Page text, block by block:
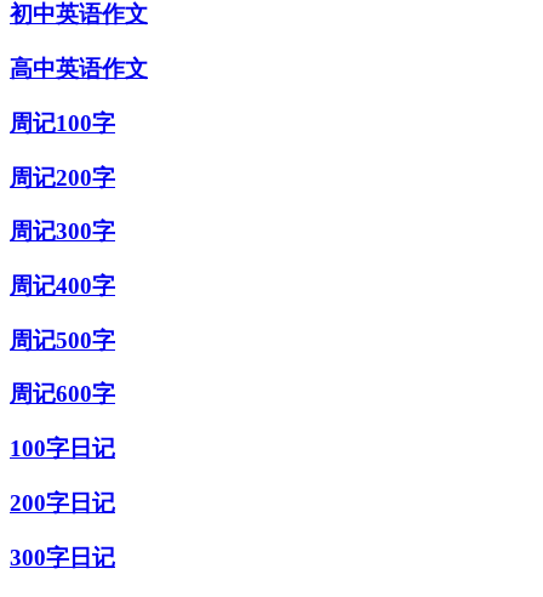
初中英语作文
高中英语作文
周记100字
周记200字
周记300字
周记400字
周记500字
周记600字
100字日记
200字日记
300字日记